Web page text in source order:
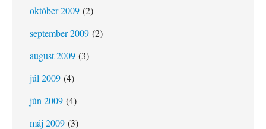
október 2009 (2)
september 2009 (2)
august 2009 (3)
júl 2009 (4)
jún 2009 (4)
máj 2009 (3)